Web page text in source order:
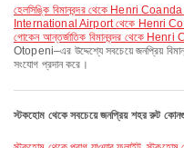
হেলসিঙ্কি বিমানবন্দর থেকে Henri
International Airport থেকে Henri
গোকেন আন্তর্জাতিক বিমানবন্দর থেকে
Otopeni–এর উদ্দেশ্যে সবচেয়ে জনপ্রিয়
সংযোগ প্রদান করে।
স্টকহোম থেকে সবচেয়ে জনপ্রিয় শহর রুট